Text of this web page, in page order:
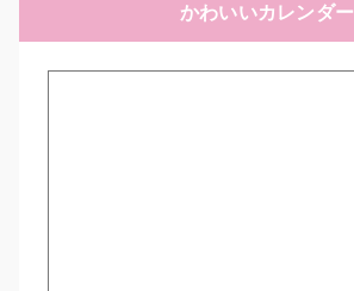
かわいいカレンダー